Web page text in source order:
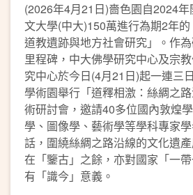
(2026年4月21日)嗇色園自2024
文大學(中大)150萬進行為期2年
道教遺跡與地方社會研究」。作
里程碑，中大佛學研究中心及宗
究中心於今日(4月21日)起一連三
學術園舉行「道釋相激：絲綢之
術研討會，邀請40多位國內敦煌
學、圖像學、藝術學等學科專家
話，圍繞絲綢之路沿線的文化遺
在「鑒古」之餘，亦對國家「一
有「識今」意義。